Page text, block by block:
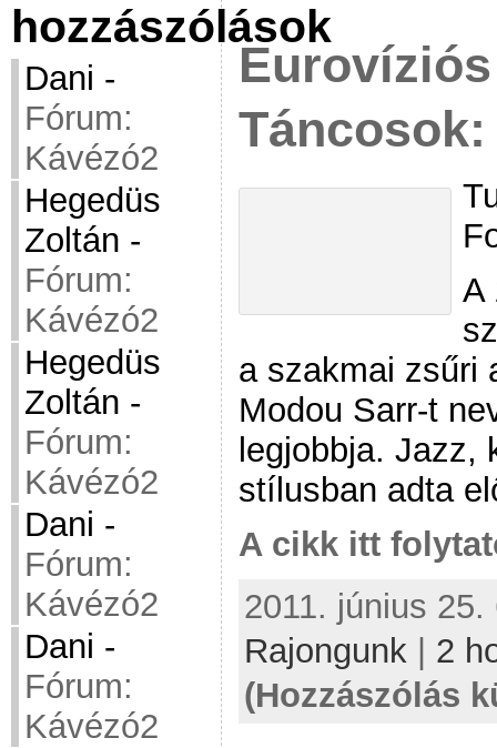
hozzászólások
Dani -
Fórum:
Kávézó2
Hegedüs
Zoltán -
Fórum:
Kávézó2
Hegedüs
Zoltán -
Fórum:
Kávézó2
Dani -
Fórum:
Kávézó2
Dani -
Fórum:
Kávézó2
A
a szakmai zsűri
Modou Sarr-t
legjobbja. Jazz,
stílusban adta
A cikk itt
2011. június
Rajongunk | 2
(Hozzászólás